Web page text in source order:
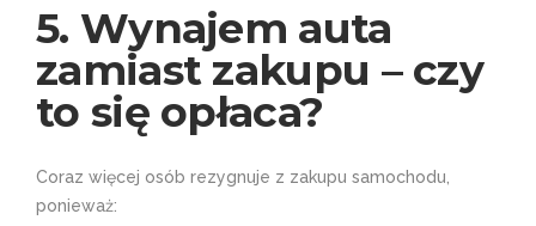
5. Wynajem auta
zamiast zakupu – czy
to się opłaca?
Coraz więcej osób rezygnuje z zakupu samochodu,
ponieważ: